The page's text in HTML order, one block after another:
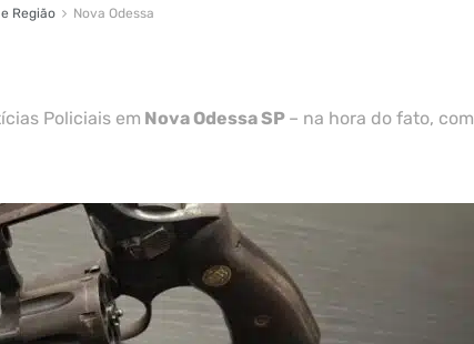
Região Nova Odessa
Policiais em Nova Odessa SP – na hora do fato, com